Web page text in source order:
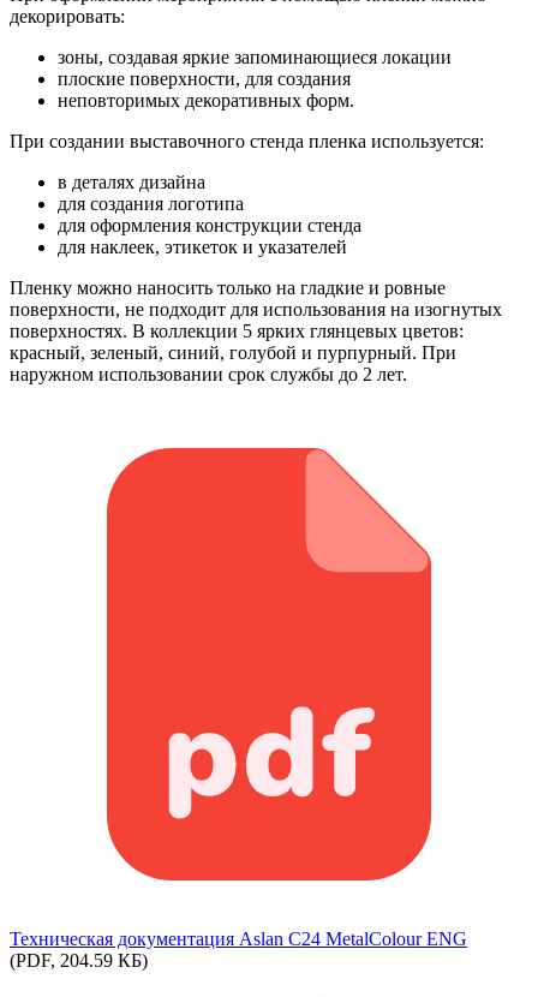
декорировать:
зоны, создавая яркие запоминающиеся локации
плоские поверхности, для создания
неповторимых декоративных форм.
При создании выставочного стенда пленка используется:
в деталях дизайна
для создания логотипа
для оформления конструкции стенда
для наклеек, этикеток и указателей
Пленку можно наносить только на гладкие и ровные
поверхности, не подходит для использования на изогнутых
поверхностях. В коллекции 5 ярких глянцевых цветов:
красный, зеленый, синий, голубой и пурпурный. При
наружном использовании срок службы до 2 лет.
Техническая документация Aslan С24 MetalColour ENG
(PDF, 204.59 КБ)